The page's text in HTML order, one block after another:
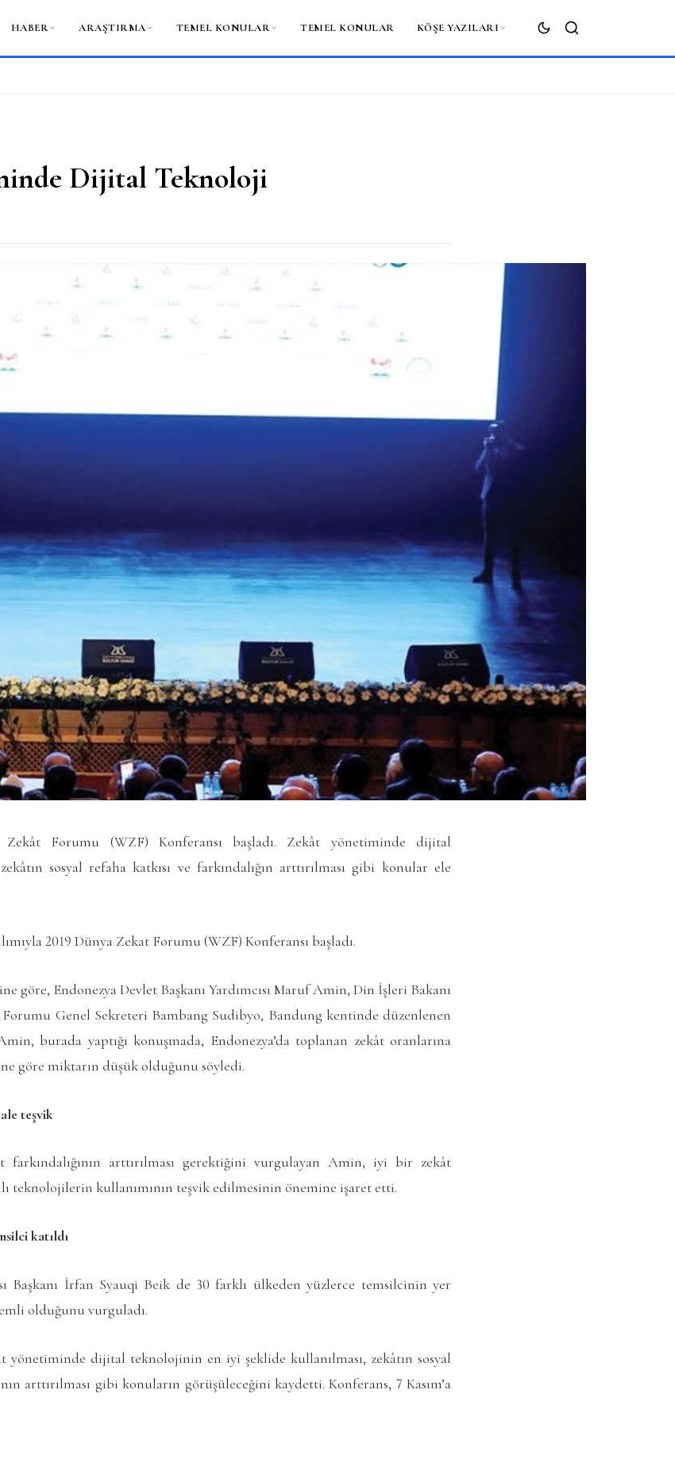
HABER ARAŞTIRMA TEMEL KONULAR TEMEL KONULAR KÖŞE YAZILARI
ARA
Dijital Teknoloji
Zekât Forumu (WZF) Konferansı başladı. Zekât yönetiminde dijital
sosyal refaha katkısı ve farkındalığın arttırılması gibi konular ele
2019 Dünya Zekat Forumu (WZF) Konferansı başladı.
göre, Endonezya Devlet Başkanı Yardımcısı Maruf Amin, Din İşleri Bakanı
Genel Sekreteri Bambang Sudibyo, Bandung kentinde düzenlenen
Amin, burada yaptığı konuşmada, Endonezya’da toplanan zekât oranlarına
göre miktarın düşük olduğunu söyledi.
teşvik
farkındalığının arttırılması gerektiğini vurgulayan Amin, iyi bir zekât
teknolojilerin kullanımının teşvik edilmesinin önemine işaret etti.
katıldı
Başkanı İrfan Syauqi Beik de 30 farklı ülkeden yüzlerce temsilcinin yer
olduğunu vurguladı.
yönetiminde dijital teknolojinin en iyi şeklide kullanılması, zekâtın sosyal
arttırılması gibi konuların görüşüleceğini kaydetti. Konferans, 7 Kasım’a